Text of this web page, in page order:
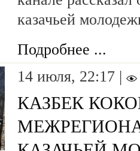
казачьей
Подробнее ...
14 июля, 22:17 |
КАЗБЕК